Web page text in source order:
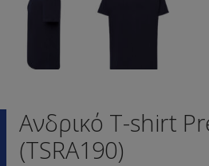
Ανδρικό T-shirt
(TSRA190)